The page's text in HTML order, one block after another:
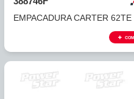
388745
EMPACADURA CARTER
TRASERO...